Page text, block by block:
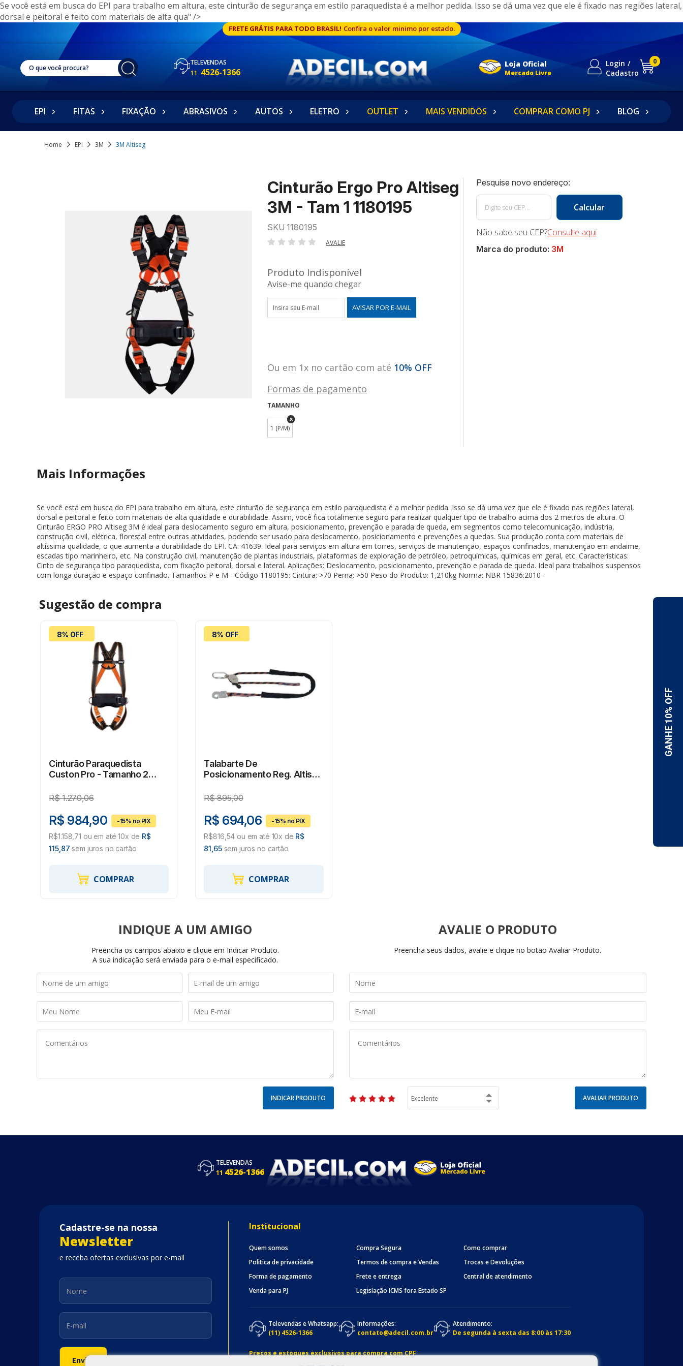
Se você está em busca do EPI para trabalho em altura, este cinturão de segurança em estilo paraquedista é a melhor pedida. Isso se dá uma vez que ele é fixado nas regiões lateral,
dorsal e peitoral e feito com materiais de alta qua" />
FRETE GRÁTIS PARA TODO BRASIL! Confira o valor minimo por estado.
TELEVENDAS
11 4526-1366
Loja Oficial
Mercado Livre
Login
Cadastro
0
EPI FITAS FIXAÇÃO ABRASIVOS AUTOS ELETRO OUTLET MAIS VENDIDOS COMPRAR COMO PJ BLOG
Home EPI 3M 3M Altiseg
Cinturão Ergo Pro Altiseg
3M - Tam 1 1180195
SKU 1180195
AVALIE
Produto Indisponível
Avise-me quando chegar
Ou em 1x no cartão com até 10% OFF
Formas de pagamento
TAMANHO
1 (P/M)
Não sabe seu CEP?Consulte aqui
Marca do produto: 3M
Mais Informações
Se você está em busca do EPI para trabalho em altura, este cinturão de segurança em estilo paraquedista é a melhor pedida. Isso se dá uma vez que ele é fixado nas regiões lateral,
dorsal e peitoral e feito com materiais de alta qualidade e durabilidade. Assim, você fica totalmente seguro para realizar qualquer tipo de trabalho acima dos 2 metros de altura. O
Cinturão ERGO PRO Altiseg 3M é ideal para deslocamento seguro em altura, posicionamento, prevenção e parada de queda, em segmentos como telecomunicação, indústria,
construção civil, elétrica, florestal entre outras atividades, podendo ser usado para deslocamento, posicionamento e prevenções a quedas. Sua produção conta com materiais de
altíssima qualidade, o que aumenta a durabilidade do EPI. CA: 41639. Ideal para serviços em altura em torres, serviços de manutenção, espaços confinados, manutenção em andaime,
escadas tipo marinheiro, etc. Na construção civil, manutenção de plantas industriais, plataformas de exploração de petróleo, petroquímicas, químicas em geral, etc. Características:
Cinto de segurança tipo paraquedista, com fixação peitoral, dorsal e lateral. Aplicações: Deslocamento, posicionamento, prevenção e parada de queda. Ideal para trabalhos suspensos
com longa duração e espaço confinado. Tamanhos P e M - Código 1180195: Cintura: >70 Perna: >50 Peso do Produto: 1,210kg Norma: NBR 15836:2010 -
Sugestão de compra
8% OFF
Cinturão Paraquedista
Custon Pro - Tamanho 2
R$1.270,06
R$ 984,90
R$1.158,71 ou em até 10x de R$
115,87 sem juros no cartão
COMPRAR
8% OFF
Talabarte De
Posicionamento Reg. Altiseg
#HB004592893
R$895,00
R$ 694,06
R$816,54 ou em até 10x de R$
81,65sem juros no cartão
COMPRAR
INDIQUE
Preencha os campos abaixo e clique em Indicar Produto.
A sua indicação será enviada para o e-mail especificado.
INDICAR PRODUTO
AVALIE
Preencha seus dados, avalie e clique no botão Avaliar Produto.
AVALIAR PRODUTO
TELEVENDAS
11 4526-1366
Cadastre-se na nossa
Newsletter
e receba ofertas exclusivas por e-mail
Institucional
Quem somos Compra Segura
Como comprar
Politica de privacidade
Termos de compra e Vendas
Trocas e Devoluções
Forma de pagamento
Frete e entrega
Central de atendimento
Venda para PJ
Legislação ICMS fora Estado SP
Televendas e Whatsapp:
(11) 4526-1366
Informações:
contato@adecil.com.br
Atendimento:
De segunda à sexta das 8:00 às 17:30
Preços e estoques exclusivos para compra com CPF